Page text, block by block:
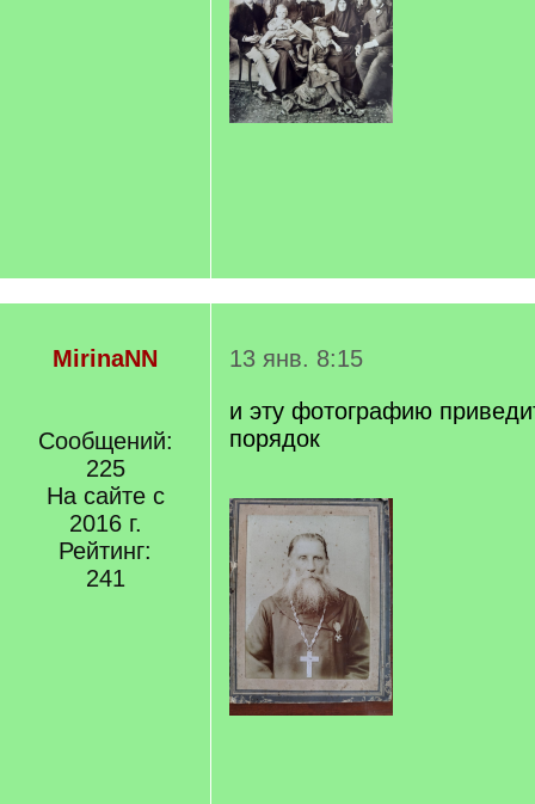
MirinaNN
Сообщений:
225
На сайте с
2016 г.
Рейтинг:
241
13 янв. 8:15
и эту фотографию
порядок